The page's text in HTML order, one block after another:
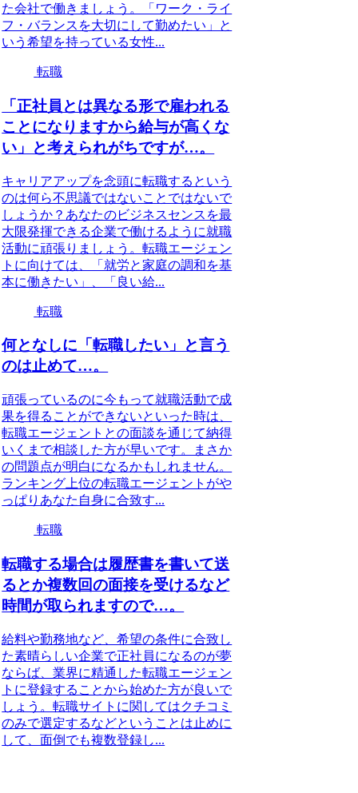
た会社で働きましょう。「ワーク・ライ
フ・バランスを大切にして勤めたい」と
いう希望を持っている女性...
転職
「正社員とは異なる形で雇われる
ことになりますから給与が高くな
い」と考えられがちですが…。
キャリアアップを念頭に転職するという
のは何ら不思議ではないことではないで
しょうか？あなたのビジネスセンスを最
大限発揮できる企業で働けるように就職
活動に頑張りましょう。転職エージェン
トに向けては、「就労と家庭の調和を基
本に働きたい」、「良い給...
転職
何となしに「転職したい」と言う
のは止めて…。
頑張っているのに今もって就職活動で成
果を得ることができないといった時は、
転職エージェントとの面談を通じて納得
いくまで相談した方が早いです。まさか
の問題点が明白になるかもしれません。
ランキング上位の転職エージェントがや
っぱりあなた自身に合致す...
転職
転職する場合は履歴書を書いて送
るとか複数回の面接を受けるなど
時間が取られますので…。
給料や勤務地など、希望の条件に合致し
た素晴らしい企業で正社員になるのが夢
ならば、業界に精通した転職エージェン
トに登録することから始めた方が良いで
しょう。転職サイトに関してはクチコミ
のみで選定するなどということは止めに
して、面倒でも複数登録し...